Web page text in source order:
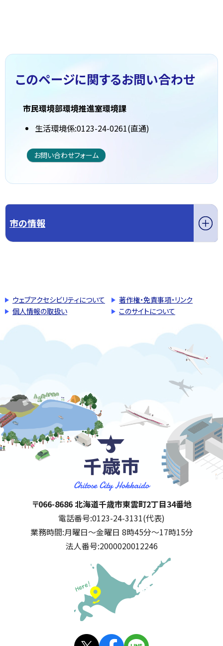
このページに関するお問い合わせ
市民環境部環境推進室環境課
生活環境係:0123-24-0261(直通)
お問い合わせフォーム
市の情報
ウェブアクセシビリティについて
著作権・免責事項・リンク
個人情報の取扱い
このサイトについて
千歳市
住所:
〒066-8686 北海道千歳市東雲町2丁目34番地
電話番号:0123-24-3131(代表)
業務時間:月曜日～金曜日 8時45分～17時15分
法人番号:2000020012246
公式SNS